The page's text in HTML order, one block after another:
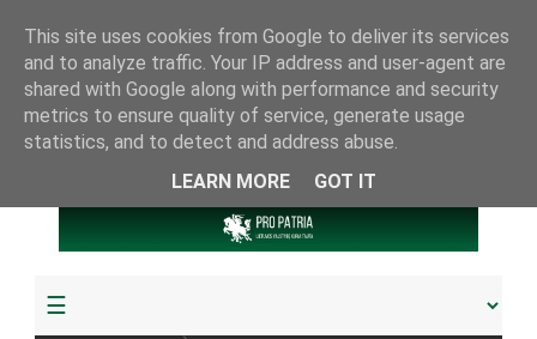
This site uses cookies from Google to deliver its services
and to analyze traffic. Your IP address and user-agent are
shared with Google along with performance and security
metrics to ensure quality of service, generate usage
statistics, and to detect and address abuse.
LEARN MORE
GOT IT